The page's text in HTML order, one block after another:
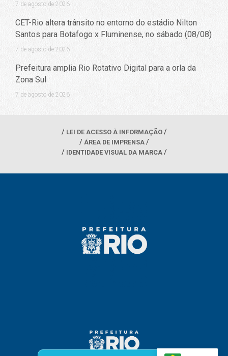
7 de agosto de 2026
CET-Rio altera trânsito no entorno do estádio Nilton
Santos para Botafogo x Fluminense, no sábado (08/08)
7 de agosto de 2026
Prefeitura amplia Rio Rotativo Digital para a orla da
Zona Sul
7 de agosto de 2026
LEI DE ACESSO À INFORMAÇÃO
ÁREA DE IMPRENSA
IDENTIDADE VISUAL DA MARCA